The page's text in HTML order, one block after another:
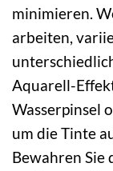
minimieren.
arbeiten,
Aquarell-
Wasserpinsel
um die Tinte
Bewahren Sie